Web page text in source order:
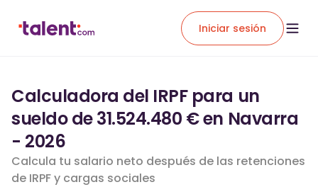
Iniciar sesión
Calculadora del IRPF para un
sueldo de 31.524.480 € en Navarra
- 2026
Calcula tu salario neto después de las retenciones
de IRPF y cargas sociales